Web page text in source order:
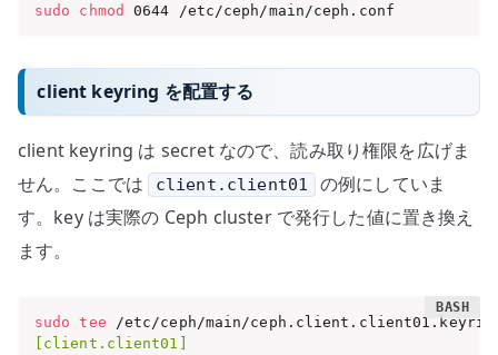
sudo
chmod 0644 /etc/ceph/main/ceph.conf
client keyring を配置する
client keyring は secret なので、読み取り権限を広げま
せん。ここでは
client.client01
の例にしていま
す。key は実際の Ceph cluster で発行した値に置き換え
ます。
sudo tee /etc/ceph/main/
[client.client01]